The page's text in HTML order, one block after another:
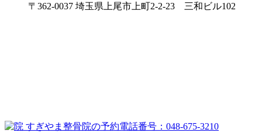
〒362-0037 埼玉県上尾市上町2-2-23 三和ビル102